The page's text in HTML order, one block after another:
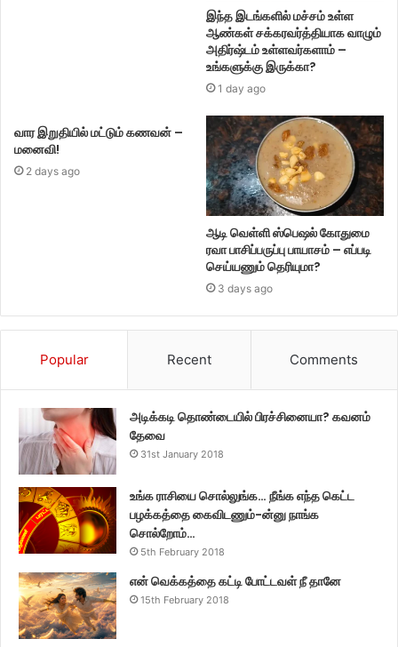
இந்த இடங்களில் மச்சம் உள்ள
ஆண்கள் சக்கரவர்த்தியாக வாழும்
அதிர்ஷ்டம் உள்ளவர்களாம் –
உங்களுக்கு இருக்கா?
1 day ago
வார இறுதியில் மட்டும் கணவன் –
மனைவி!
2 days ago
ஆடி வெள்ளி ஸ்பெஷல் கோதுமை
ரவா பாசிப்பருப்பு பாயாசம் – எப்படி
செய்யணும் தெரியுமா?
3 days ago
Popular Recent Comments
அடிக்கடி தொண்டையில் பிரச்சினையா? கவனம்
தேவை
31st January 2018
உங்க ராசியை சொல்லுங்க… நீங்க எந்த கெட்ட
பழக்கத்தை கைவிடணும்-ன்னு நாங்க
சொல்றோம்…
5th February 2018
என் வெக்கத்தை கட்டி போட்டவள் நீ தானே
15th February 2018